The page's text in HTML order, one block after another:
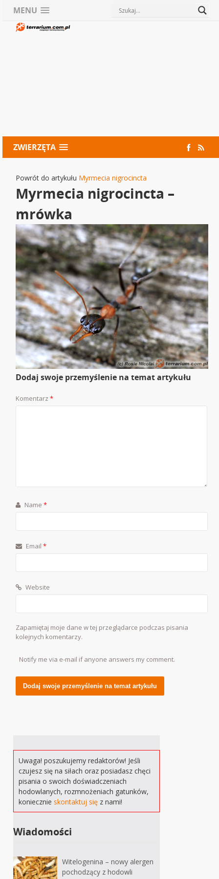
MENU
ZWIERZĘTA
Powrót do artykułu Myrmecia nigrocincta
Myrmecia nigrocincta –
mrówka
Dodaj swoje przemyślenie na temat artykułu
Komentarz*
Name*
Email*
Website
Zapamiętaj moje dane w tej przeglądarce podczas pisania
kolejnych komentarzy.
Notify me via e-mail if anyone answers my comment.
Uwaga! poszukujemy redaktorów! Jeśli
czujesz się na siłach oraz posiadasz chęci
pisania o swoich doświadczeniach
hodowlanych, rozmnożeniach gatunków,
koniecznieskontaktuj się z nami!
Wiadomości
Witelogenina – nowy alergen
pochodzący z hodowli